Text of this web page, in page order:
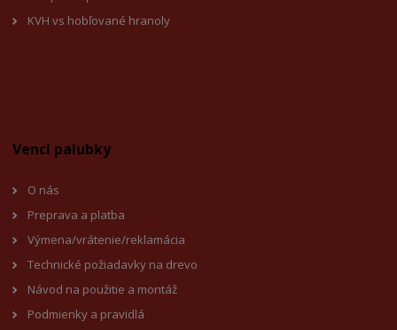
KVH vs hobľované hranoly
Vencl palubky
O nás
Preprava a platba
Výmena/vrátenie/reklamácia
Technické požiadavky na drevo
Návod na použitie a montáž
Podmienky a pravidlá